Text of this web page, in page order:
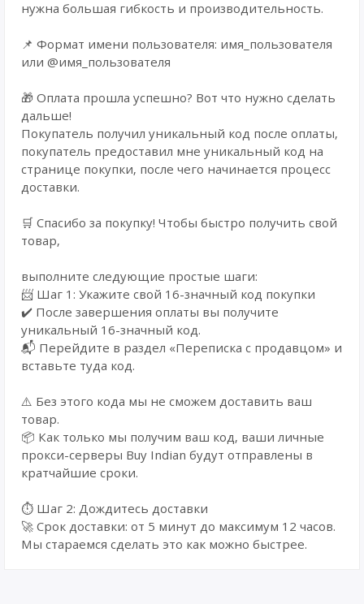
нужна большая гибкость и производительность.
📌 Формат имени пользователя: имя_пользователя
или @имя_пользователя
🎁 Оплата прошла успешно? Вот что нужно сделать
дальше!
Покупатель получил уникальный код после оплаты,
покупатель предоставил мне уникальный код на
странице покупки, после чего начинается процесс
доставки.
🛒 Спасибо за покупку! Чтобы быстро получить свой
товар,
выполните следующие простые шаги:
📨 Шаг 1: Укажите свой 16-значный код покупки
✔️ После завершения оплаты вы получите
уникальный 16-значный код.
📬 Перейдите в раздел «Переписка с продавцом» и
вставьте туда код.
⚠️ Без этого кода мы не сможем доставить ваш
товар.
📦 Как только мы получим ваш код, ваши личные
прокси-серверы Buy Indian будут отправлены в
кратчайшие сроки.
⏱️ Шаг 2: Дождитесь доставки
🚀 Срок доставки: от 5 минут до максимум 12 часов.
Мы стараемся сделать это как можно быстрее.